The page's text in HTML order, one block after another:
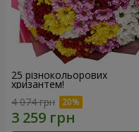
25 різнокольорових
хризантем!
4 074 грн